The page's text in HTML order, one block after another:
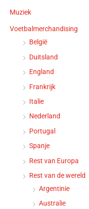
Muziek
Voetbalmerchandising
België
Duitsland
England
Frankrijk
Italie
Nederland
Portugal
Spanje
Rest van Europa
Rest van de wereld
Argentinie
Australie